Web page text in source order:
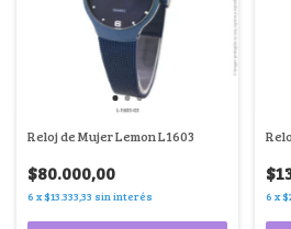
Reloj de Mujer Lemon L1603
$80.000,00
6 x$13.333,33 sin interés 6 x